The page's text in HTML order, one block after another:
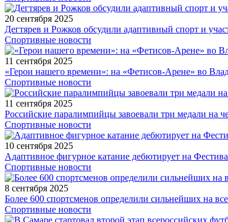
20 сентября 2025
Дегтярев и Рожков обсудили адаптивный спорт и
Спортивные новости
11 сентября 2025
«Герои нашего времени»: на «Фетисов-Арене» во
Спортивные новости
11 сентября 2025
Российские паралимпийцы завоевали три медали на
Спортивные новости
10 сентября 2025
Адаптивное фигурное катание дебютирует на
Спортивные новости
8 сентября 2025
Более 600 спортсменов определили сильнейших на
Спортивные новости